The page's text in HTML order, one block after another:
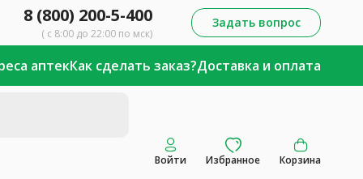
8 (800) 200-5-400
( с 8:00 до 22:00 по мск)
Задать вопрос
аптекКак сделать заказ?Доставка и оплата
Войти Избранное Корзина